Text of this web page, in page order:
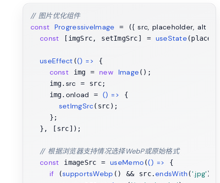
// 图片优化组件
const
ProgressiveImage = ({ src, placeholder, alt }
const [imgSrc, setImgSrc] = useState
useEffect (() => {
const img = new Image ();
    img.
src = src;
    img.
onload = () => {
setImgSrc(src);
    };
  }, [src]);
// 根据浏览器支持情况选择WebP或原始格式
const imageSrc = useMemo (() => {
if (supportsWebp () && src.endsWith ('.jpg'))